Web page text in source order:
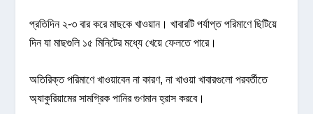
প্রতিদিন ২-৩ বার করে মাছকে খাওয়ান। খাবারটি পর্যাপ্ত পরিমাণে ছিটিয়ে
দিন যা মাছগুলি ১৫ মিনিটের মধ্যে খেয়ে ফেলতে পারে।
অতিরিক্ত পরিমাণে খাওয়াবেন না কারণ, না খাওয়া খাবারগুলো পরবর্তীতে
অ্যাকুরিয়ামের সামগ্রিক পানির গুণমান হ্রাস করবে।